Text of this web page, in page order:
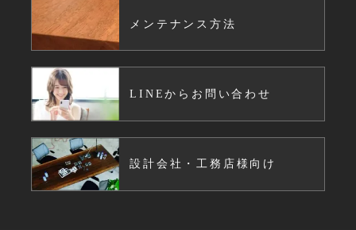
メンテナンス方法
LINEからお問い合わせ
設計会社・工務店様向け